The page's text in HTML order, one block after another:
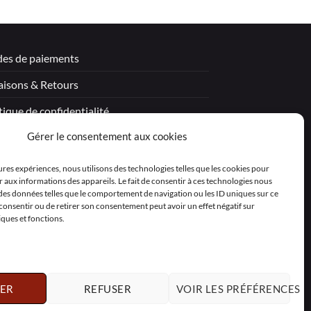
Gérer le consentement aux cookies
expériences, nous utilisons des technologies telles que les cookies pour
aux informations des appareils. Le fait de consentir à ces technologies nous
données telles que le comportement de navigation ou les ID uniques sur ce
consentir ou de retirer son consentement peut avoir un effet négatif sur
et fonctions.
REFUSER VOIR LES PRÉFÉRENCES
de paiements
& Retours
de confidentialité
légales
générales de vente – Garantie
de confidentialité (UE)